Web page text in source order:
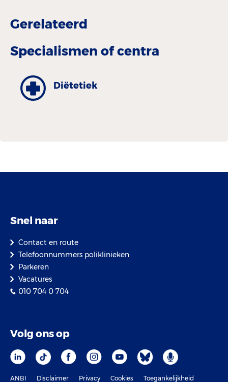
Gerelateerd
Specialismen of centra
Diëtetiek
Snel naar
Contact en route
Telefoonnummers poliklinieken
Parkeren
Vacatures
010 704 0 704
Volg ons op
ANBI Disclaimer Privacy Cookies Toegankelijkheid